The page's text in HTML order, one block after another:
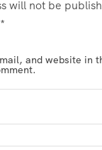
will not be
*
and website in